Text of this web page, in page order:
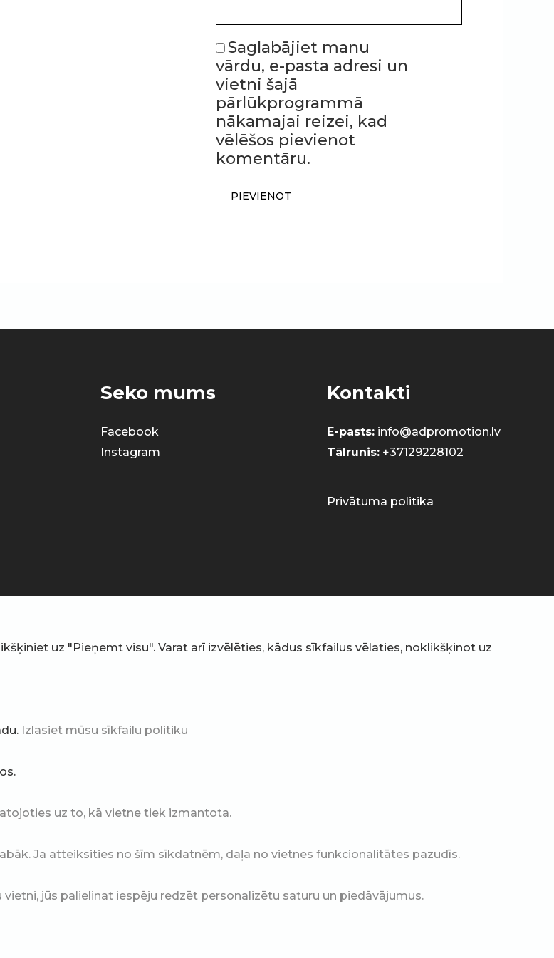
Saglabājiet manu
vārdu, e-pasta adresi un
vietni šajā
pārlūkprogrammā
nākamajai reizei, kad
vēlēšos pievienot
komentāru.
Seko mums
Facebook
Instagram
Kontakti
E-pasts: info@adpromotion.lv
Tālrunis: +37129228102
Privātuma politika
uz "Pieņemt visu". Varat arī izvēlēties, kādus sīkfailus vēlaties, noklikšķinot uz
Izlasiet mūsu sīkfailu politiku
uz to, kā vietne tiek izmantota.
Ja atteiksities no šīm sīkdatnēm, daļa no vietnes funkcionalitātes pazudīs.
jūs palielinat iespēju redzēt personalizētu saturu un piedāvājumus.